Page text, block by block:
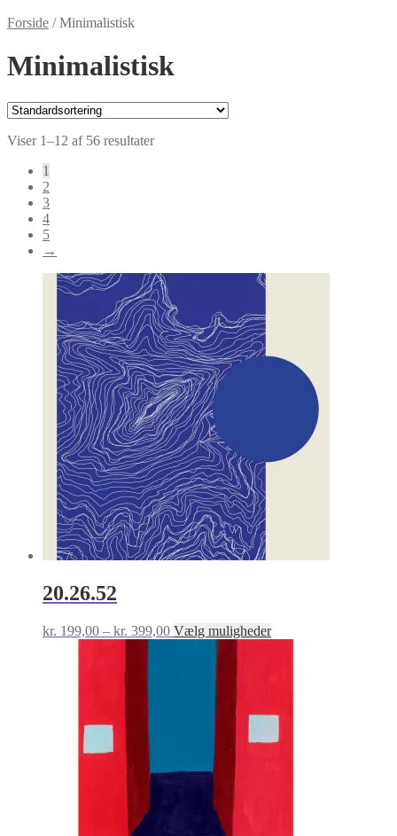
Forside /Minimalistisk
Minimalistisk
Viser 1–12 af 56 resultater
1
2
3
4
5
→
20.26.52
kr. 199,00 – kr. 399,00Prisinterval:
kr. 399,00
Vælg mulighederDette
vælges